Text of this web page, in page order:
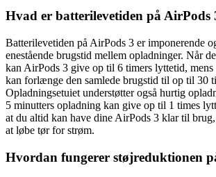
Hvad er batterilevetiden på AirPods
Batterilevetiden på AirPods 3 er imponerende
enestående brugstid mellem opladninger. Når
kan AirPods 3 give op til 6 timers lyttetid, mens
kan forlænge den samlede brugstid til op til 30
Opladningsetuiet understøtter også hurtig
5 minutters opladning kan give op til 1 times
at du altid kan have dine AirPods 3 klar til
at løbe tør for strøm.
Hvordan fungerer støjreduktionen